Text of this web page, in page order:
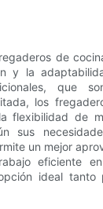
de
y la
que
los
flexibilidad de
sus
un mejor
eficiente
ideal tanto